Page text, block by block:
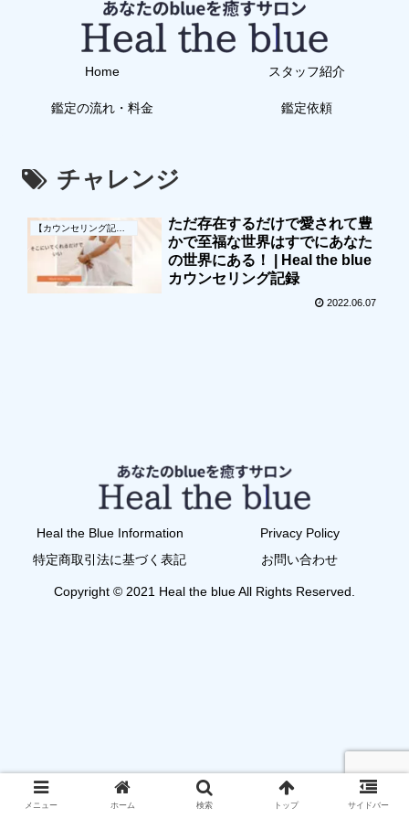
Home スタッフ紹介
鑑定の流れ・料金 鑑定依頼
チャレンジ
ただ存在するだけで愛されて豊
かで至福な世界はすでにあなた
の世界にある！ | Heal the blue
カウンセリング記録
2022.06.07
Heal the Blue Information
Privacy Policy
特定商取引法に基づく表記
お問い合わせ
Copyright © 2021 Heal the blue All Rights Reserved.
メニュー ホーム 検索 トップ サイドバー